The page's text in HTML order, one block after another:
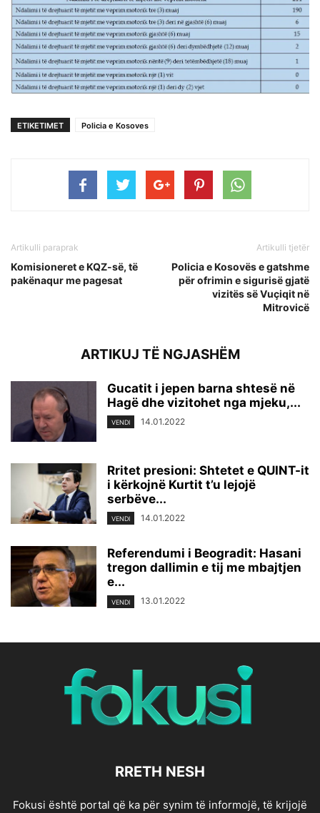
ETIKETIMET Policia e Kosoves
Artikulli paraprak
Komisioneret e KQZ-së, të
pakënaqur me pagesat
Artikulli tjetër
Policia e Kosovës e gatshme
për ofrimin e sigurisë gjatë
vizitës së Vuçiqit në
Mitrovicë
ARTIKUJ TË NGJASHËM
Gucatit i jepen barna shtesë në
Hagë dhe vizitohet nga mjeku,...
VENDI 14.01.2022
Rritet presioni: Shtetet e QUINT-it
i kërkojnë Kurtit t’u lejojë
serbëve...
VENDI 14.01.2022
Referendumi i Beogradit: Hasani
tregon dallimin e tij me mbajtjen
e...
VENDI 13.01.2022
RRETH NESH
Fokusi është portal që ka për synim të informojë, të krijojë